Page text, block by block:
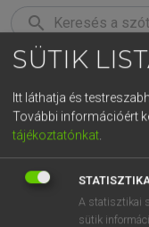
search
Európai uniós
SÜTIK
Itt láthatja és
További információért
tájékoztatónkat.
A statisztikai
sütik
GR
t z u
g h j k
n m